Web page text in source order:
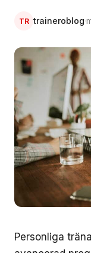
TR traineroblog·
Personliga